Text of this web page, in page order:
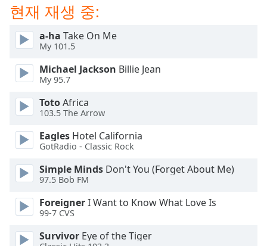
Color
Opacity
Color
Opacity
Caption
Area
Background
Color
현재 재생 중:
a-ha Take On Me
My 101.5
Michael Jackson Billie Jean
My 95.7
TotoAfrica
103.5 The Arrow
Eagles Hotel California
GotRadio - Classic Rock
Simple Minds Don't You (Forget About Me)
97.5 Bob FM
ForeignerI Want to Know What Love Is
99-7 CVS
Survivor Eye of the Tiger